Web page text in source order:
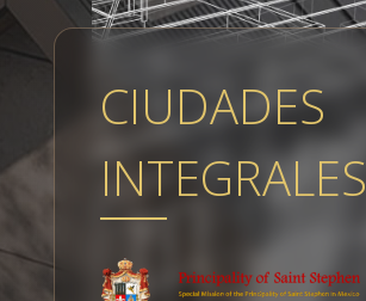
CIUDADES
INTEGRALES